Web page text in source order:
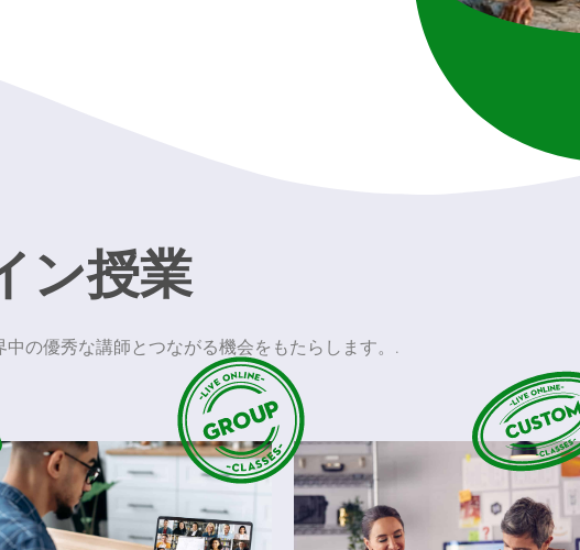
ン授業
の優秀な講師とつながる機会をもたらします。.